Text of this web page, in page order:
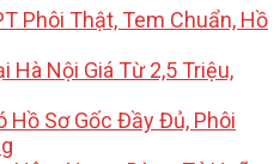
Phôi Thật, Tem Chuẩn, Hồ
Hà Nội Giá Từ 2,5 Triệu,
Hồ Sơ Gốc Đầy Đủ, Phôi